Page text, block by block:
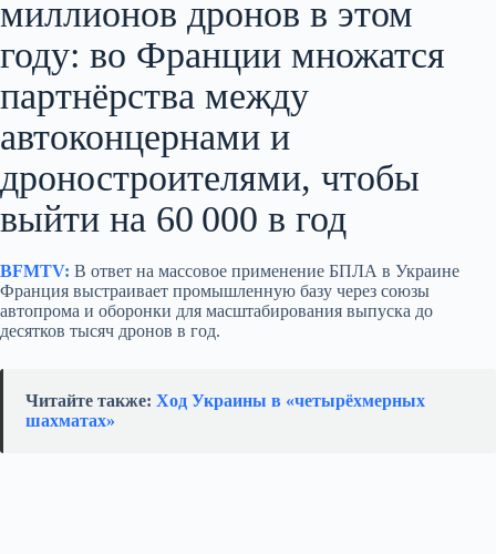
миллионов дронов в этом
году: во Франции множатся
партнёрства между
автоконцернами и
дроностроителями, чтобы
выйти на 60 000 в год
BFMTV: В ответ на массовое применение БПЛА в Украине
Франция выстраивает промышленную базу через союзы
автопрома и оборонки для масштабирования выпуска до
десятков тысяч дронов в год.
Читайте также: Ход Украины в «четырёхмерных
шахматах»